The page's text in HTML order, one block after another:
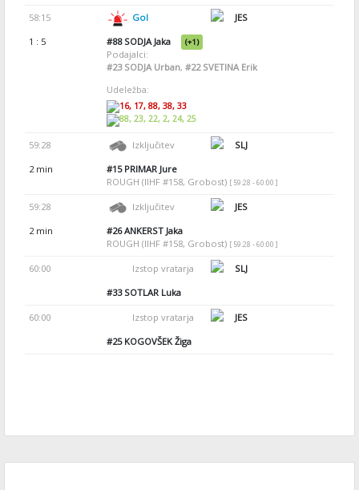
58:15 Gol
JES
1 : 5
#88SODJA Jaka (+1)
Podajalci:
#23SODJA Urban, #22SVETINA Erik
Udeležba:
16, 17, 88, 38, 33
88, 23, 22, 2, 24, 25
59:28 Izključitev
SLJ
2 min
#15PRIMAR Jure
ROUGH (IIHF #158, Grobost) [ 59:28 - 60:00 ]
59:28 Izključitev
JES
2 min
#26ANKERST Jaka
ROUGH (IIHF #158, Grobost) [ 59:28 - 60:00 ]
60:00 Izstop vratarja
SLJ
#33SOTLAR Luka
60:00 Izstop vratarja
JES
#25KOGOVŠEK Žiga